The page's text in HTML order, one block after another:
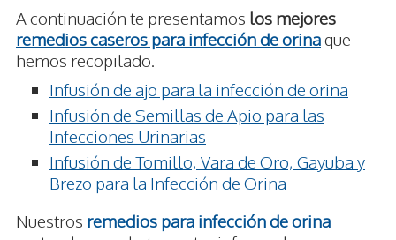
A continuación te presentamos los mejores
remedios caseros para infección de orinaque
hemos recopilado.
Infusión de ajo para la infección de orina
Infusión de Semillas de Apio para las
Infecciones Urinarias
Infusión de Tomillo, Vara de Oro, Gayuba y
Brezo para la Infección de Orina
Nuestros remedios para infección de orina